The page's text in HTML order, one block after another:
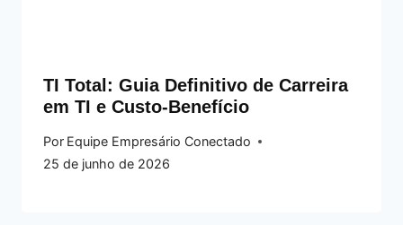
TI Total: Guia Definitivo de Carreira
em TI e Custo-Benefício
Por Equipe Empresário Conectado
25 de junho de 2026